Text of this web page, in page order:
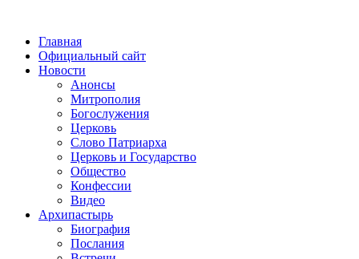
Главная
Официальный сайт
Новости
Анонсы
Митрополия
Богослужения
Церковь
Слово Патриарха
Церковь и Государство
Общество
Конфессии
Видео
Архипастырь
Биография
Послания